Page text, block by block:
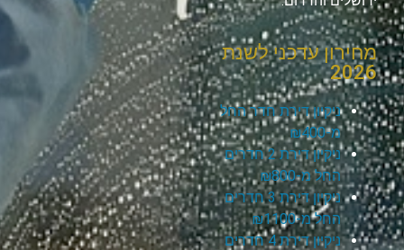
מחירון עדכני לשנת
2026
ניקיון דירת חדר החל
מ-₪400
ניקיון דירת 2 חדרים
החל מ-₪800
ניקיון דירת 3 חדרים
החל מ-₪1100
ניקיון דירת 4 חדרים